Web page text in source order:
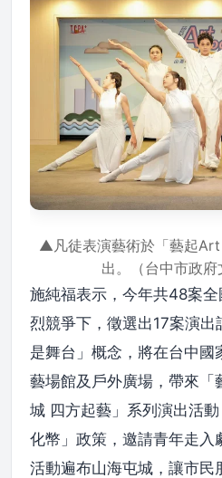
▲凡徒表演藝術於「藝起
出。（台中市政府
施純福表示，今年共48案
烈競爭下，徵選出17案演
是舞台」概念，將在台中國
藝場館及戶外廣場，帶來
城 四方起藝」系列演出活
化幣」政策，邀請青年走入
活動遍布山海屯城，讓市民